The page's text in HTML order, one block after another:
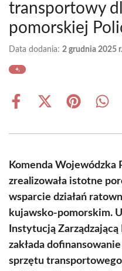
transportowy
pomorskiej
Data dodania: 2 grudnia 2025 r.
Share
Share
(Twitter)
Share
Komenda Wojewódzka
zrealizowała istotne
wsparcie działań
kujawsko-pomorskim.
Instytucją
zakłada
sprzętu